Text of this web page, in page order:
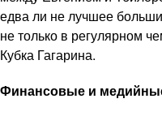
едва ли не лучшее
не только в регулярном
Кубка Гагарина.
Финансовые и